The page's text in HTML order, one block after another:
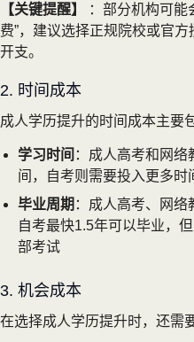
【关键提醒】
：部分机构可能
费”，建议选择正规院校或官
开支。
2. 时间成本
成人学历提升的时间成本主要
学习时间 ：成人高考和网
间，自考则需要投入更多
毕业周期 ：成人高考、网络
自考最快1.5年可以毕业，
部考试
3. 机会成本
在选择成人学历提升时，还需